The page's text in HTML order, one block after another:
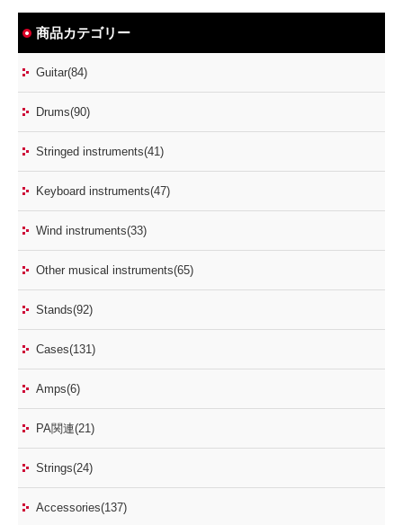
商品カテゴリー
Guitar(84)
Drums(90)
Stringed instruments(41)
Keyboard instruments(47)
Wind instruments(33)
Other musical instruments(65)
Stands(92)
Cases(131)
Amps(6)
PA関連(21)
Strings(24)
Accessories(137)